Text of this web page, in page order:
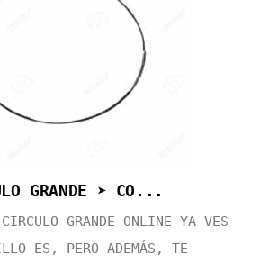
GRANDE ➤ CO...
CIRCULO GRANDE ONLINE YA VES
ES, PERO ADEMÁS, TE